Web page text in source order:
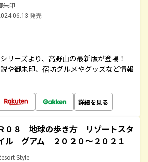
朱印
発売
リーズより、高野山の最新版が登場！
や御朱印、宿坊グルメやグッズなど情報
詳細を見る
０８ 地球の歩き方 リゾートスタ
ル グアム ２０２０～２０２１
Style